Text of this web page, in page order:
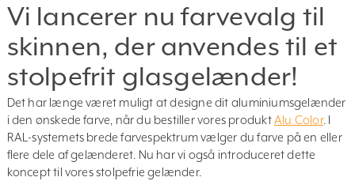
Vi lancerer nu farvevalg til
skinnen, der anvendes til et
stolpefrit glasgelænder!
Det har længe været muligt at designe dit aluminiumsgelænder
i den ønskede farve, når du bestiller vores produktAlu Color. I
RAL-systemets brede farvespektrum vælger du farve på en eller
flere dele af gelænderet. Nu har vi også introduceret dette
koncept til vores stolpefrie gelænder.